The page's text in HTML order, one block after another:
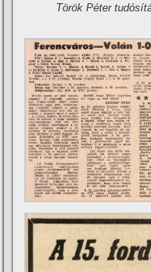
Török Péter